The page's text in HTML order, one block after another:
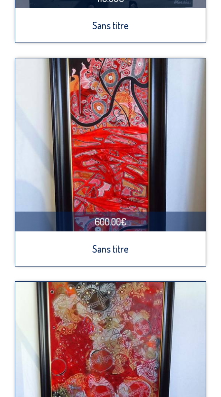
Sans titre
600.00€
Sans titre